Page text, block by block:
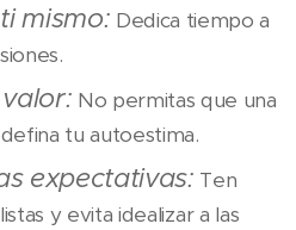
mismo: Dedica tiempo a
No permitas que una
tu autoestima.
expectativas: Ten
y evita idealizar a las